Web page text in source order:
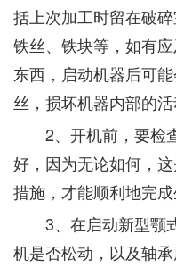
括上次加工时留在破碎
铁丝、铁块等，如有
东西，启动机器后可
丝，损坏机器内部的活
2、开机前，要检
好，因为无论如何，
措施，才能顺利地完成
3、在启动新型颚
机是否松动，以及轴